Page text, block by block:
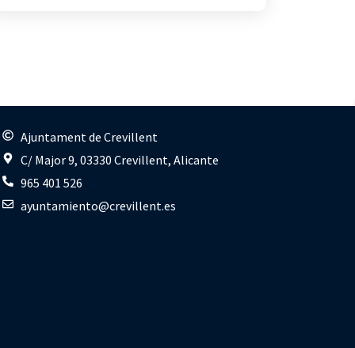
Ajuntament de Crevillent
C/ Major 9, 03330 Crevillent, Alicante
965 401 526
ayuntamiento@crevillent.es